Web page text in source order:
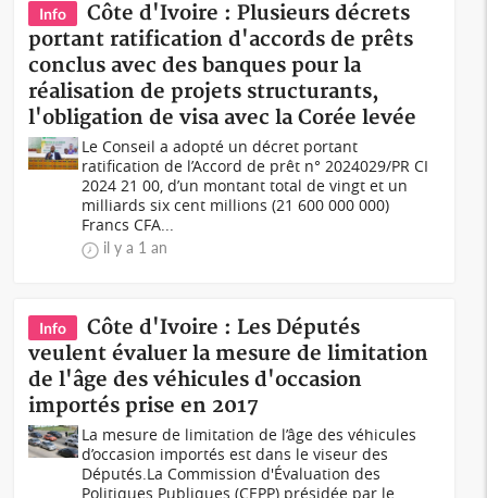
Info
Côte d'Ivoire : Plusieurs décrets
portant ratification d'accords de prêts
conclus avec des banques pour la
réalisation de projets structurants,
l'obligation de visa avec la Corée levée
Le Conseil a adopté un décret portant
ratification de l’Accord de prêt n° 2024029/PR CI
2024 21 00, d’un montant total de vingt et un
milliards six cent millions (21 600 000 000)
Francs CFA...
il y a 1 an
Info
Côte d'Ivoire : Les Députés
veulent évaluer la mesure de limitation
de l'âge des véhicules d'occasion
importés prise en 2017
La mesure de limitation de l’âge des véhicules
d’occasion importés est dans le viseur des
Députés.La Commission d'Évaluation des
Politiques Publiques (CEPP) présidée par le